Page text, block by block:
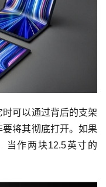
可以通过背后的支架
将其彻底打开。如果
当作两块12.5英寸的